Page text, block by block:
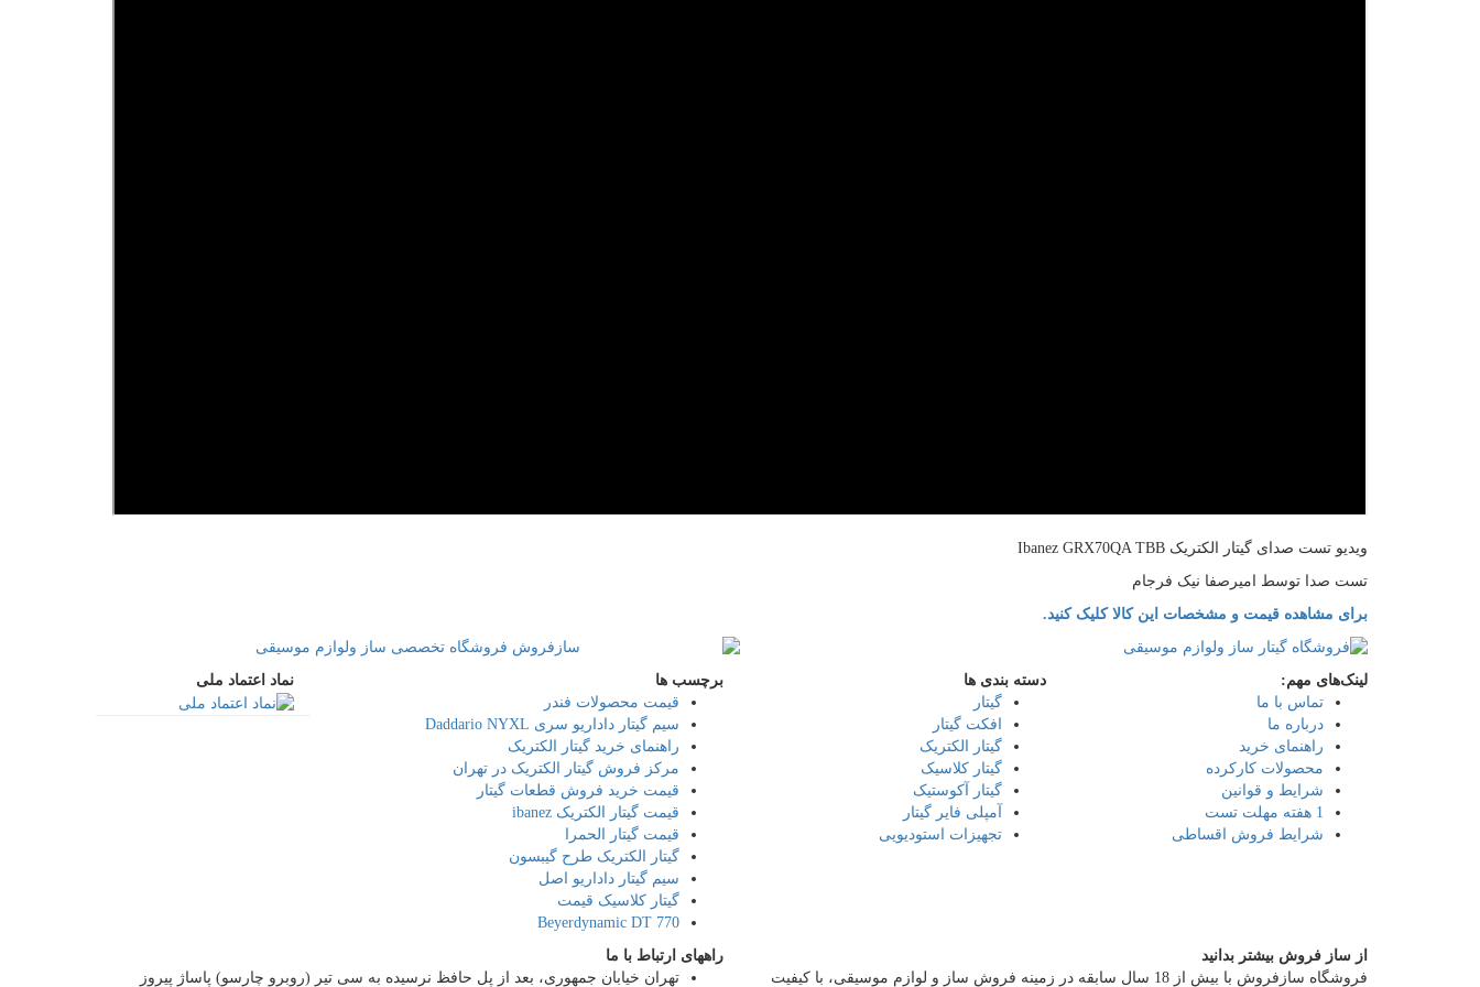
ویدیو تست صدای گیتار الکتریک Ibanez GRX70QA TBB
تست صدا توسط امیرصفا نیک فرجام
برای مشاهده قیمت و مشخصات این کالا کلیک کنید.
لینک‌های مهم:
تماس با ما
درباره ما
راهنمای خرید
محصولات کارکرده
شرایط و قوانین
1 هفته مهلت تست
شرایط فروش اقساطی
دسته بندی ها
گیتار
افکت گیتار
گیتار الکتریک
گیتار کلاسیک
گیتار آکوستیک
آمپلی فایر گیتار
تجهیزات استودیویی
برچسب ها
قیمت محصولات فندر
سیم گیتار داداریو سری Daddario NYXL
راهنمای خرید گیتار الکتریک
مرکز فروش گیتار الکتریک در تهران
قیمت خرید فروش قطعات گیتار
قیمت گیتار الکتریک ibanez
قیمت گیتار الحمرا
گیتار الکتریک طرح گیبسون
سیم گیتار داداریو اصل
گیتار کلاسیک قیمت
Beyerdynamic DT 770
نماد اعتماد ملی
از ساز فروش بیشتر بدانید
فروشگاه سازفروش با بیش از 18 سال سابقه در زمینه فروش ساز و لوازم موسیقی، با کیفیت
راههای ارتباط با ما
تهران خیابان جمهوری، بعد از پل حافظ نرسیده به سی تیر (روبرو چارسو) پاساژ پیروز